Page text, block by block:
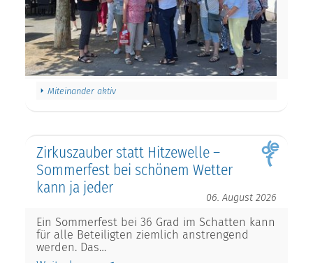
Miteinander aktiv
Zirkuszauber statt Hitzewelle –
Sommerfest bei schönem Wetter
kann ja jeder
06. August 2026
Ein Sommerfest bei 36 Grad im Schatten kann
für alle Beteiligten ziemlich anstrengend
werden. Das…